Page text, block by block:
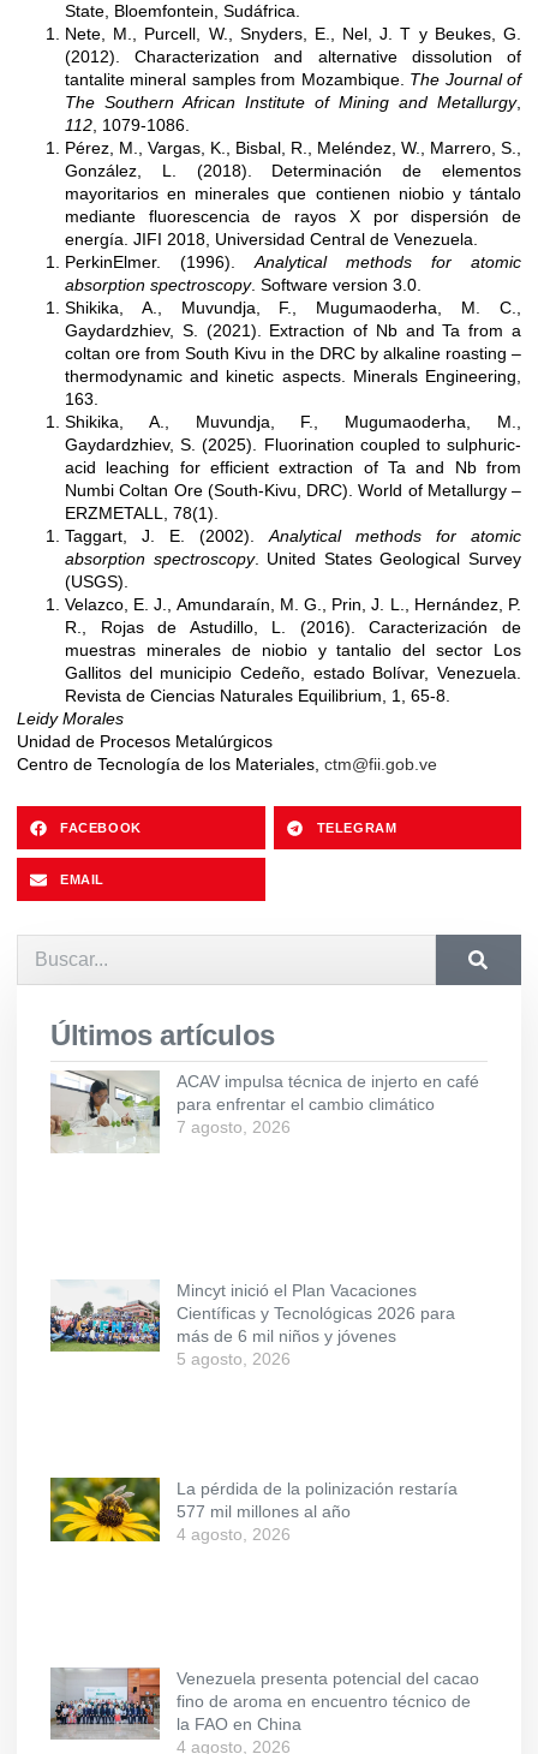
State, Bloemfontein, Sudáfrica.
Nete, M., Purcell, W., Snyders, E., Nel, J. T y Beukes, G.
(2012). Characterization and alternative dissolution of
tantalite mineral samples from Mozambique. The Journal of
The Southern African Institute of Mining and Metallurgy,
112, 1079-1086.
Pérez, M., Vargas, K., Bisbal, R., Meléndez, W., Marrero, S.,
González, L. (2018). Determinación de elementos
mayoritarios en minerales que contienen niobio y tántalo
mediante fluorescencia de rayos X por dispersión de
energía. JIFI 2018, Universidad Central de Venezuela.
PerkinElmer. (1996).Analytical methods for atomic
absorption spectroscopy. Software version 3.0.
Shikika, A., Muvundja, F., Mugumaoderha, M. C.,
Gaydardzhiev, S. (2021). Extraction of Nb and Ta from a
coltan ore from South Kivu in the DRC by alkaline roasting –
thermodynamic and kinetic aspects. Minerals Engineering,
163.
Shikika, A., Muvundja, F., Mugumaoderha, M.,
Gaydardzhiev, S. (2025). Fluorination coupled to sulphuric-
acid leaching for efficient extraction of Ta and Nb from
Numbi Coltan Ore (South-Kivu, DRC). World of Metallurgy –
ERZMETALL, 78(1).
Taggart, J. E. (2002).Analytical methods for atomic
absorption spectroscopy. United States Geological Survey
(USGS).
Velazco, E. J., Amundaraín, M. G., Prin, J. L., Hernández, P.
R., Rojas de Astudillo, L. (2016). Caracterización de
muestras minerales de niobio y tantalio del sector Los
Gallitos del municipio Cedeño, estado Bolívar, Venezuela.
Revista de Ciencias Naturales Equilibrium, 1, 65-8.
Leidy Morales
Unidad de Procesos Metalúrgicos
Centro de Tecnología de los Materiales, ctm@fii.gob.ve
FACEBOOK TELEGRAM
EMAIL
Últimos artículos
ACAV impulsa técnica de injerto en café
para enfrentar el cambio climático
7 agosto, 2026
Mincyt inició el Plan Vacaciones
Científicas y Tecnológicas 2026 para
más de 6 mil niños y jóvenes
5 agosto, 2026
La pérdida de la polinización restaría
577 mil millones al año
4 agosto, 2026
Venezuela presenta potencial del cacao
fino de aroma en encuentro técnico de
la FAO en China
4 agosto, 2026